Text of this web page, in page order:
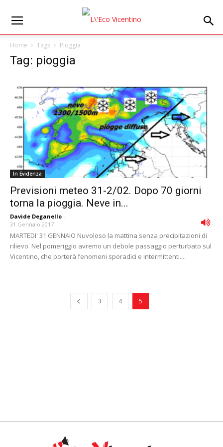
Home Tags Pioggia
Tag: pioggia
In Evidenza
Previsioni meteo 31-2/02. Dopo 70 giorni
torna la pioggia. Neve in...
Davide Deganello -
31 Gennaio 2017
MARTEDI' 31 GENNAIO Nuvoloso la mattina senza precipitazioni di
rilievo. Nel pomeriggio avremo un debole passaggio perturbato sul
Vicentino, che porterà fenomeni sporadici e intermittenti....
3 4 5